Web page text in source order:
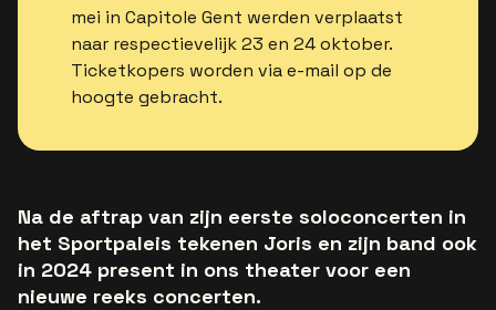
mei in Capitole Gent werden verplaatst
naar respectievelijk 23 en 24 oktober.
Ticketkopers worden via e-mail op de
hoogte gebracht.
Na de aftrap van zijn eerste soloconcerten in
het Sportpaleis tekenen Joris en zijn band ook
in 2024 present in ons theater voor een
nieuwe reeks concerten.